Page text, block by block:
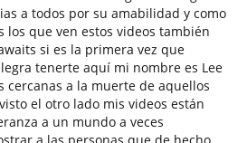
a todos por su amabilidad y como
los que ven estos videos también
si es la primera vez que
tenerte aquí mi nombre es Lee
cercanas a la muerte de aquellos
el otro lado mis videos están
a un mundo a veces
a las personas que de hecho